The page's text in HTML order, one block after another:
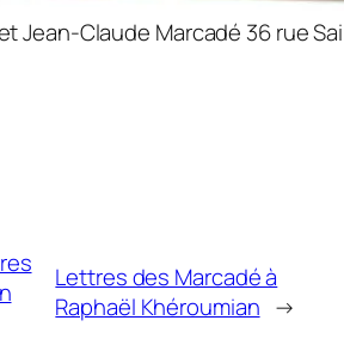
Jean-Claude Marcadé 36 rue
Lettres des Marcadé à
Raphaël Khéroumian →